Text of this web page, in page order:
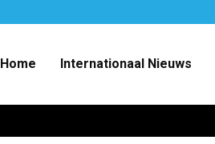
Home Internationaal Nieuws